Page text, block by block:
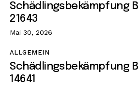
Schädlingsbekämpfung
21643
Mai 30, 2026
ALLGEMEIN
Schädlingsbekämpfung
14641